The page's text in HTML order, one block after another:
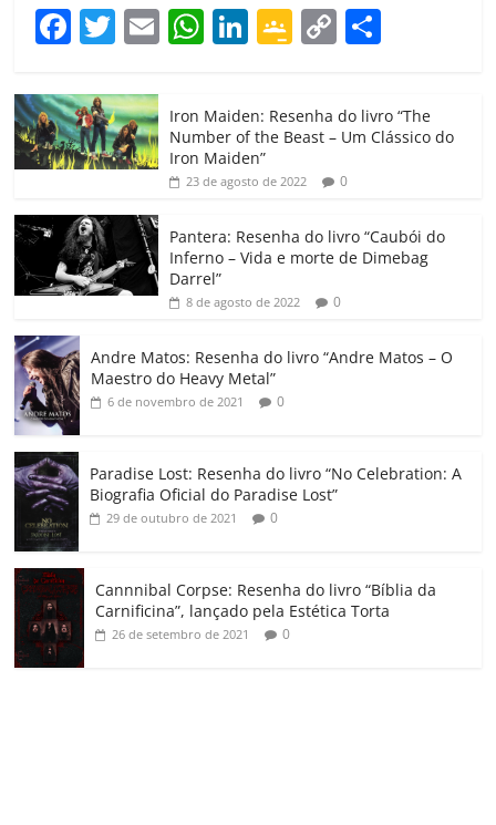
F
c
e
b
o
o
k
T
itt
er
E W
s
A
p
Li
e
dI
G
gl
e
Cl
a
ss
ro
o
C
y
Li
k
p
h
ar
Iron Maiden: Resenha do livro “The
Number of the Beast – Um Clássico do
Iron Maiden”
23 de agosto de 2022 0
Pantera: Resenha do livro “Caubói do
Inferno – Vida e morte de Dimebag
Darrel”
8 de agosto de 2022 0
Andre Matos: Resenha do livro “Andre Matos – O
Maestro do Heavy Metal”
6 de novembro de 2021 0
Paradise Lost: Resenha do livro “No Celebration: A
Biografia Oficial do Paradise Lost”
29 de outubro de 2021 0
Cannnibal Corpse: Resenha do livro “Bíblia da
Carnificina”, lançado pela Estética Torta
26 de setembro de 2021 0